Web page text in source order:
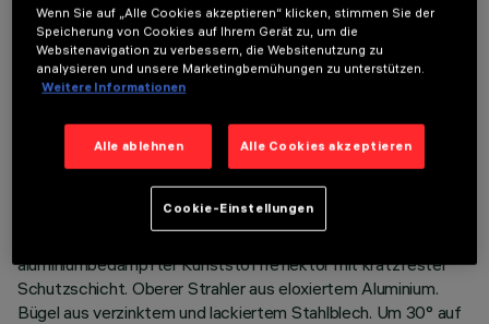
TECHNISCHE DATEN
LETZTES UPDATE: 07.08.2026
BESCHREIBUNG
Runde, schwenkbare Leuchte für LED COB-Lampen in
Farbton Warm White 3000K (CRI 80). Version mit Rahmen
zur aufgesetzten Installation. Rahmen aus lackiertem
aluminiumbedampfter Kunststoffreflektor mit kratzfester
Schutzschicht. Oberer Strahler aus eloxiertem Aluminium.
Bügel aus verzinktem und lackiertem Stahlblech. Um 30° auf
Wenn Sie auf „Alle Cookies akzeptieren“ klicken, stimmen Sie der
Speicherung von Cookies auf Ihrem Gerät zu, um die
Websitenavigation zu verbessern, die Websitenutzung zu
analysieren und unsere Marketingbemühungen zu unterstützen.
Weitere Informationen
Alle ablehnen Alle Cookies akzeptieren
Cookie-Einstellungen